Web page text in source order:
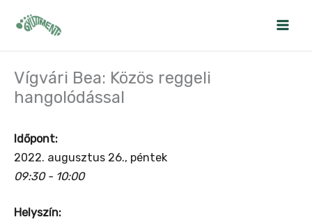
Vígvári Bea: Közös reggeli
hangolódással
Időpont:
2022. augusztus 26., péntek
09:30 - 10:00
Helyszín: